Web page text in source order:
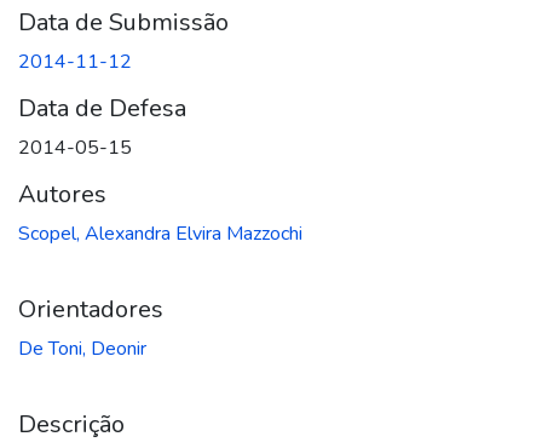
Data de Submissão
2014-11-12
Data de Defesa
2014-05-15
Autores
Scopel, Alexandra Elvira Mazzochi
Orientadores
De Toni, Deonir
Descrição